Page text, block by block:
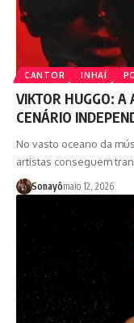
CANTOR INHAÍ
VIKTOR HUGGO: A
CENÁRIO
No vasto oceano da
artistas conseguem
Sonayômaio 12, 2026